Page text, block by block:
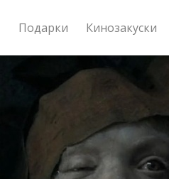
Подарки Кинозакуски